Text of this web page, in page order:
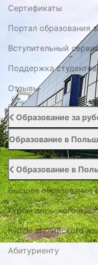
Cертификаты
Портал образования
Вступительный
Поддержка
Отзывы
Образование за
Образование в
Образование в
Высшее образование
Курсы польского
Курсы английского
Абитуриенту